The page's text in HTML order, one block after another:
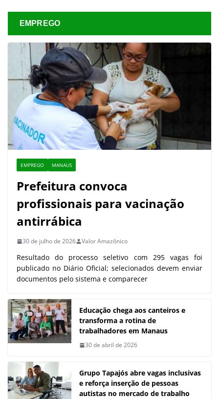
EMPREGO
EMPREGO MANAUS
Prefeitura convoca
profissionais para vacinação
antirrábica
30 de julho de 2026 Valor Amazônico
Resultado do processo seletivo com 295 vagas foi
publicado no Diário Oficial; selecionados devem enviar
documentos pelo sistema e comparecer
Educação chega aos canteiros e
transforma a rotina de
trabalhadores em Manaus
30 de abril de 2026
Grupo Tapajós abre vagas inclusivas
e reforça inserção de pessoas
autistas no mercado de trabalho